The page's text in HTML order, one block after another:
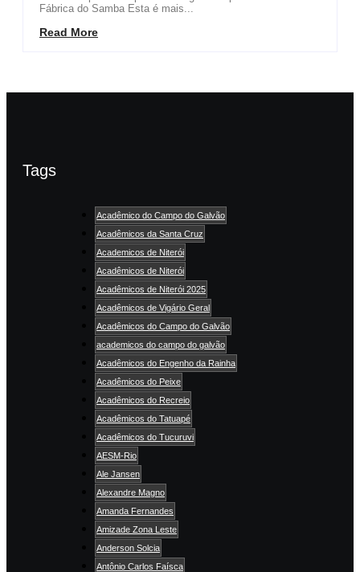
Fábrica do Samba Esta é mais...
Read More
Tags
Acadêmico do Campo do Galvão
Acadêmicos da Santa Cruz
Academicos de Niterói
Acadêmicos de Niterói
Acadêmicos de Niterói 2025
Acadêmicos de Vigário Geral
Acadêmicos do Campo do Galvão
academicos do campo do galvão
Acadêmicos do Engenho da Rainha
Acadêmicos do Peixe
Acadêmicos do Recreio
Acadêmicos do Tatuapé
Acadêmicos do Tucuruvi
AESM-Rio
Ale Jansen
Alexandre Magno
Amanda Fernandes
Amizade Zona Leste
Anderson Solcia
Antônio Carlos Faísca